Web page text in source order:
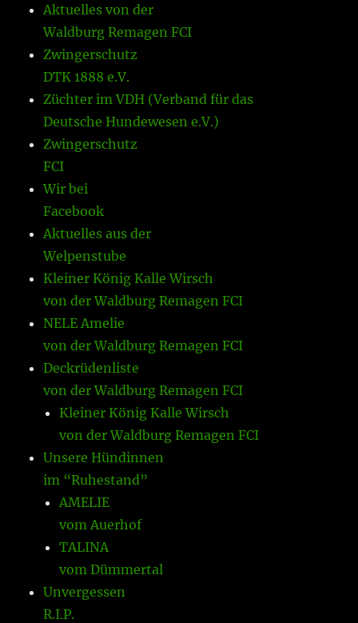
Aktuelles von der
Waldburg Remagen FCI
Zwingerschutz
DTK 1888 e.V.
Züchter im VDH (Verband für das
Deutsche Hundewesen e.V.)
Zwingerschutz
FCI
Wir bei
Facebook
Aktuelles aus der
Welpenstube
Kleiner König Kalle Wirsch
von der Waldburg Remagen FCI
NELE Amelie
von der Waldburg Remagen FCI
Deckrüdenliste
von der Waldburg Remagen FCI
Kleiner König Kalle Wirsch
von der Waldburg Remagen FCI
Unsere Hündinnen
im “Ruhestand”
AMELIE
vom Auerhof
TALINA
vom Dümmertal
Unvergessen
R.I.P.